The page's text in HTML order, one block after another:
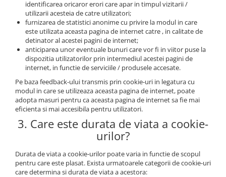
identificarea oricaror erori care apar in timpul vizitarii /
utilizarii acesteia de catre utilizatori;
furnizarea de statistici anonime cu privire la modul in care
este utilizata aceasta pagina de internet catre , in calitate de
detinator al acestei pagini de internet;
anticiparea unor eventuale bunuri care vor fi in viitor puse la
dispozitia utilizatorilor prin intermediul acestei pagini de
internet, in functie de serviciile / produsele accesate.
Pe baza feedback-ului transmis prin cookie-uri in legatura cu
modul in care se utilizeaza aceasta pagina de internet, poate
adopta masuri pentru ca aceasta pagina de internet sa fie mai
eficienta si mai accesibila pentru utilizatori.
3. Care este durata de viata a cookie-
urilor?
Durata de viata a cookie-urilor poate varia in functie de scopul
pentru care este plasat. Exista urmatoarele categorii de cookie-uri
care determina si durata de viata a acestora: